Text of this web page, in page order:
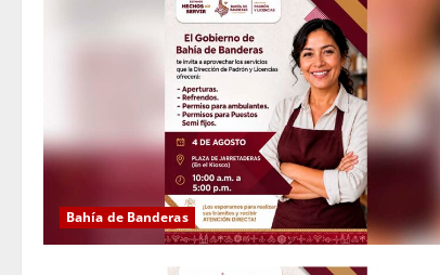
Bahía de Banderas